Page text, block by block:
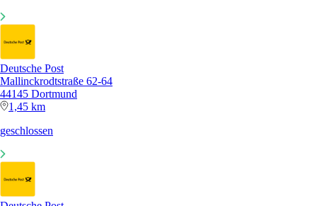
Deutsche Post
Mallinckrodtstraße 62-64
44145 Dortmund
1,45 km
geschlossen